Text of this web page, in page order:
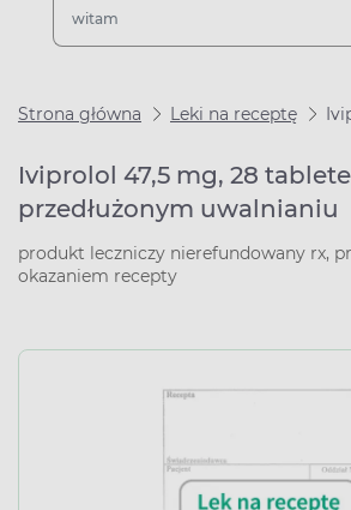
Strona główna Leki na receptę
Iviprolol 47,5 mg, 28
przedłużonym uwalnianiu
produkt leczniczy nierefundowany rx,
okazaniem recepty